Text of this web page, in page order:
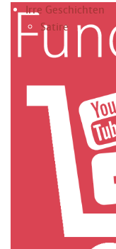
Irre Geschichten
Satire